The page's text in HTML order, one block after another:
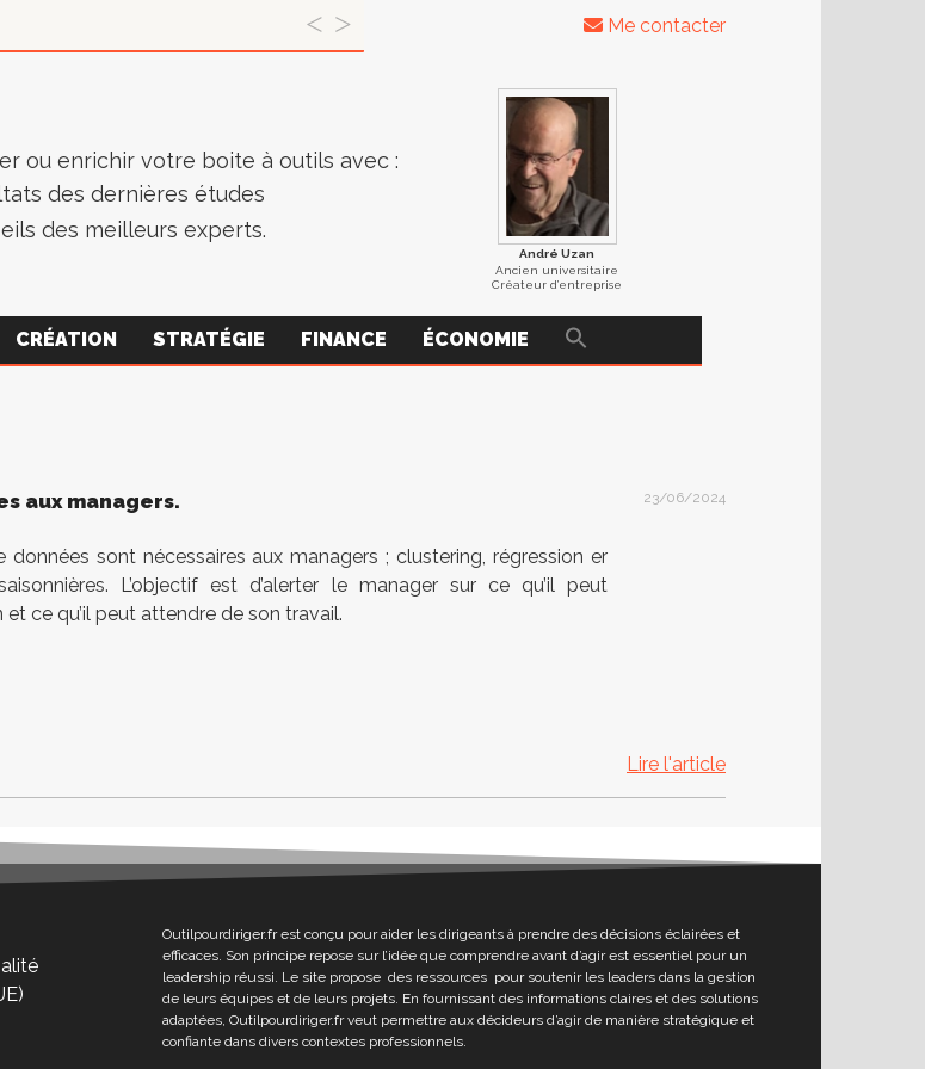
Me contacter
ou enrichir votre boite à outils avec :
des dernières études
des meilleurs experts.
André Uzan
Ancien universitaire
Créateur d’entreprise
CRÉATION STRATÉGIE FINANCE ÉCONOMIE
aux managers. 23/06/2024
données sont nécessaires aux managers ; clustering, régression er
L’objectif est d’alerter le manager sur ce qu’il peut
ce qu’il peut attendre de son travail.
Lire l'article
Outilpourdiriger.fr est conçu pour aider les dirigeants à prendre des décisions éclairées et
efficaces. Son principe repose sur l’idée que comprendre avant d’agir est essentiel pour un
leadership réussi. Le site propose des ressources pour soutenir les leaders dans la gestion
de leurs équipes et de leurs projets. En fournissant des informations claires et des solutions
adaptées, Outilpourdiriger.fr veut permettre aux décideurs d’agir de manière stratégique et
confiante dans divers contextes professionnels.